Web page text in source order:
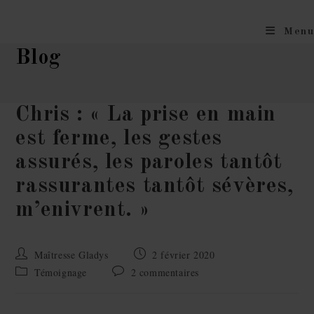
Menu
Blog
Chris : « La prise en main
est ferme, les gestes
assurés, les paroles tantôt
rassurantes tantôt sévères,
m’enivrent. »
Maîtresse Gladys
2 février 2020
Témoignage
2 commentaires